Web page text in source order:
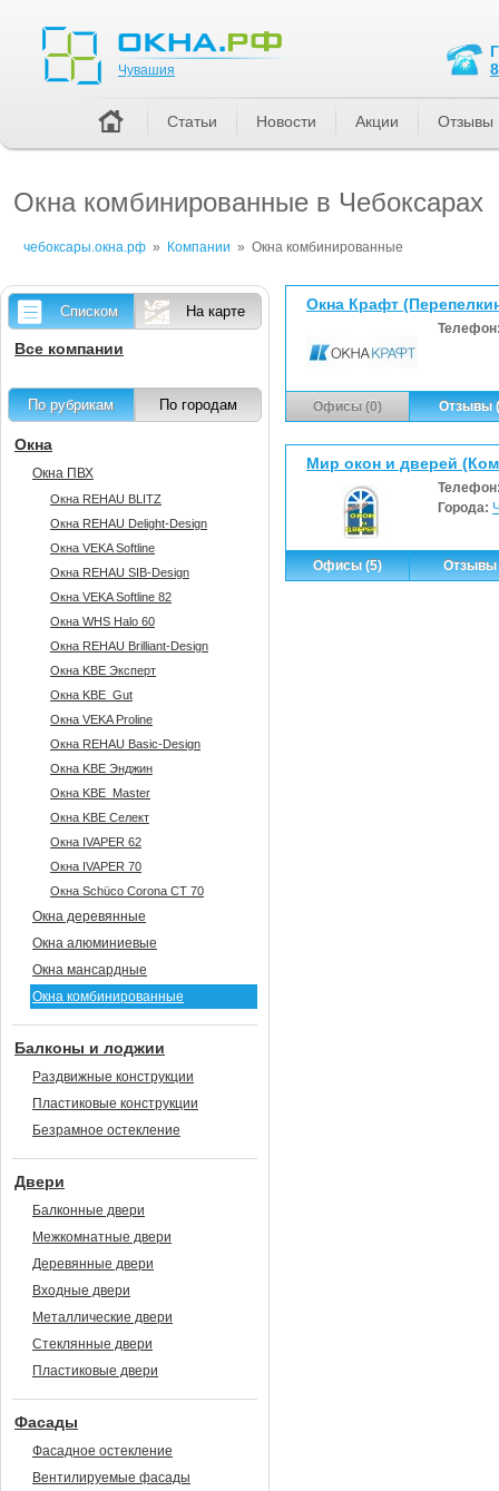
Окна комбинированные в Чебоксарах
чебоксары.окна.рф » Компании » Окна комбинированные
Окна Крафт
Офисы (0) Отзывы
Мир окон и дверей
Города:
Офисы (5) Отзывы
Списком На карте
Все компании
По рубрикам По городам
Окна
Окна ПВХ
Окна REHAU BLITZ
Окна REHAU Delight-Design
Окна VEKA Softline
Окна REHAU SIB-Design
Окна VEKA Softline 82
Окна WHS Halo 60
Окна REHAU Brilliant-Design
Окна KBE Эксперт
Окна KBE_Gut
Окна VEKA Proline
Окна REHAU Basic-Design
Окна KBE Энджин
Окна KBE_Master
Окна KBE Селект
Окна IVAPER 62
Окна IVAPER 70
Окна Sсhüco Corona CT 70
Окна деревянные
Окна алюминиевые
Окна мансардные
Окна комбинированные
Балконы и лоджии
Раздвижные конструкции
Пластиковые конструкции
Безрамное остекление
Двери
Балконные двери
Межкомнатные двери
Деревянные двери
Входные двери
Металлические двери
Стеклянные двери
Пластиковые двери
Фасады
Фасадное остекление
Вентилируемые фасады
Чувашия
Статьи Новости Акции Отзывы